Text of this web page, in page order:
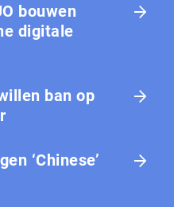
bouwen
digitale
ban op
‘Chinese’